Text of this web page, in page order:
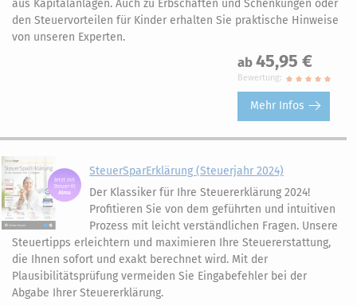
aus Kapitalanlagen. Auch zu Erbschaften und Schenkungen oder
den Steuervorteilen für Kinder erhalten Sie praktische Hinweise
von unseren Experten.
ab 45,95 €
Bewertung:
Mehr Infos
SteuerSparErklärung (Steuerjahr 2024)
Der Klassiker für Ihre Steuererklärung 2024!
Profitieren Sie von dem geführten und intuitiven
Prozess mit leicht verständlichen Fragen. Unsere
Steuertipps erleichtern und maximieren Ihre Steuererstattung,
die Ihnen sofort und exakt berechnet wird. Mit der
Plausibilitätsprüfung vermeiden Sie Eingabefehler bei der
Abgabe Ihrer Steuererklärung.